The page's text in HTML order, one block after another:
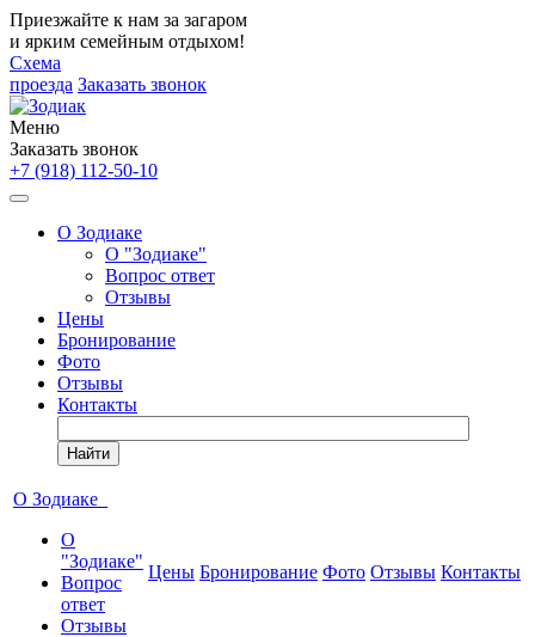
Приезжайте к нам за загаром
и ярким семейным отдыхом!
Схема
проезда Заказать звонок
Меню
Заказать звонок
+7 (918) 112-50-10
О Зодиаке
О "Зодиаке"
Вопрос ответ
Отзывы
Цены
Бронирование
Фото
Отзывы
Контакты
Найти
О Зодиаке
О
"Зодиаке"
Вопрос
ответ
Отзывы
Цены Бронирование Фото Отзывы Контакты